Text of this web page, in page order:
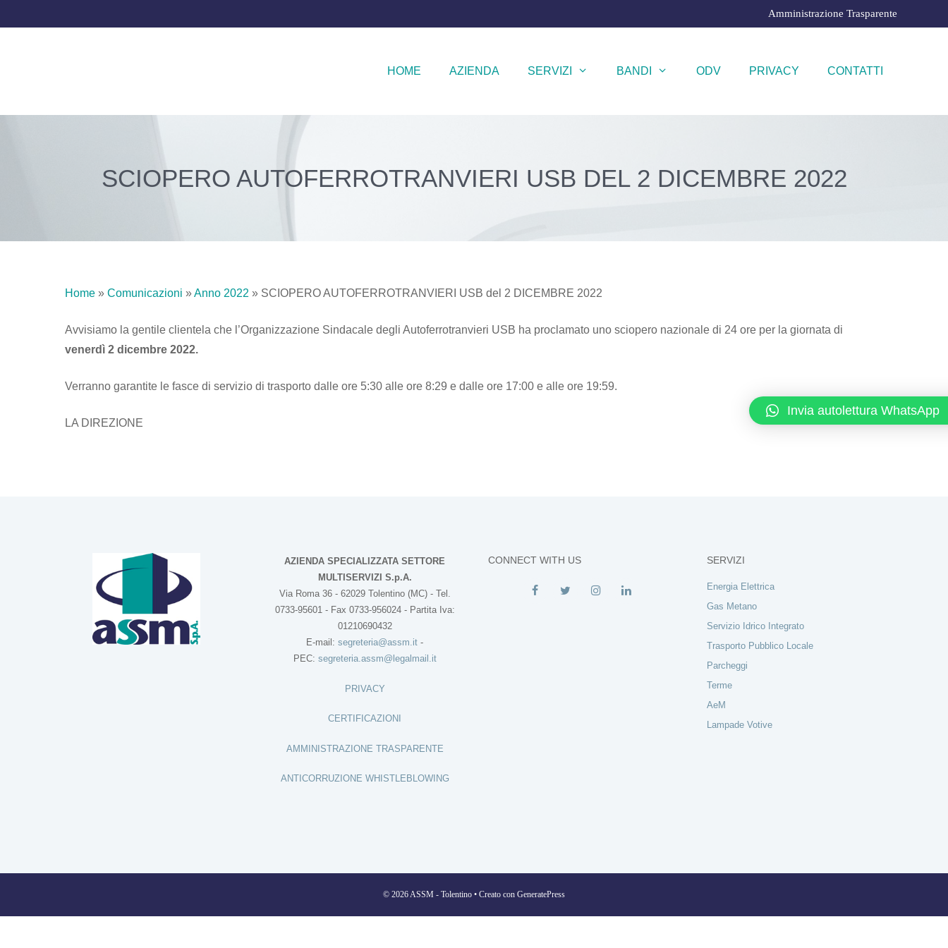
Amministrazione Trasparente
HOME AZIENDA SERVIZI BANDI ODV PRIVACY CONTATTI
SCIOPERO AUTOFERROTRANVIERI USB DEL 2 DICEMBRE 2022
Home » Comunicazioni »Anno 2022 » SCIOPERO AUTOFERROTRANVIERI USB del 2 DICEMBRE 2022
Avvisiamo la gentile clientela che l’Organizzazione Sindacale degli Autoferrotranvieri USB ha proclamato uno sciopero nazionale di 24 ore per la giornata di
venerdì 2 dicembre 2022.
Verranno garantite le fasce di servizio di trasporto dalle ore 5:30 alle ore 8:29 e dalle ore 17:00 e alle ore 19:59.
LA DIREZIONE
AZIENDA SPECIALIZZATA SETTORE
MULTISERVIZI S.p.A.
Via Roma 36 - 62029 Tolentino (MC) - Tel.
0733-95601 - Fax 0733-956024 - Partita Iva:
01210690432
E-mail: segreteria@assm.it -
PEC: segreteria.assm@legalmail.it
PRIVACY
CERTIFICAZIONI
AMMINISTRAZIONE TRASPARENTE
ANTICORRUZIONE WHISTLEBLOWING
CONNECT WITH US SERVIZI
Energia Elettrica
Gas Metano
Servizio Idrico Integrato
Trasporto Pubblico Locale
Parcheggi
Terme
AeM
Lampade Votive
© 2026 ASSM - Tolentino • Creato con GeneratePress
Invia autolettura WhatsApp